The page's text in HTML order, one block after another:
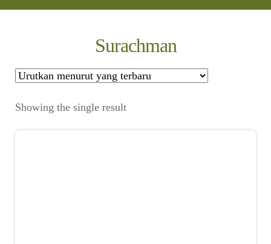
Surachman
Showing the single result